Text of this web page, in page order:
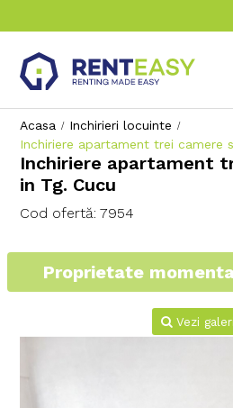
Acasa
Inchirieri locuinte
Inchiriere apartament trei camere
Inchiriere apartament
in Tg. Cucu
Cod ofertă: 7954
Proprietate
Vezi